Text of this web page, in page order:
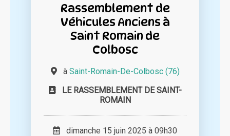
Rassemblement de
Véhicules Anciens à
Saint Romain de
Colbosc
à Saint-Romain-De-Colbosc (76)
LE RASSEMBLEMENT DE SAINT-
ROMAIN
dimanche 15 juin 2025 à 09h30